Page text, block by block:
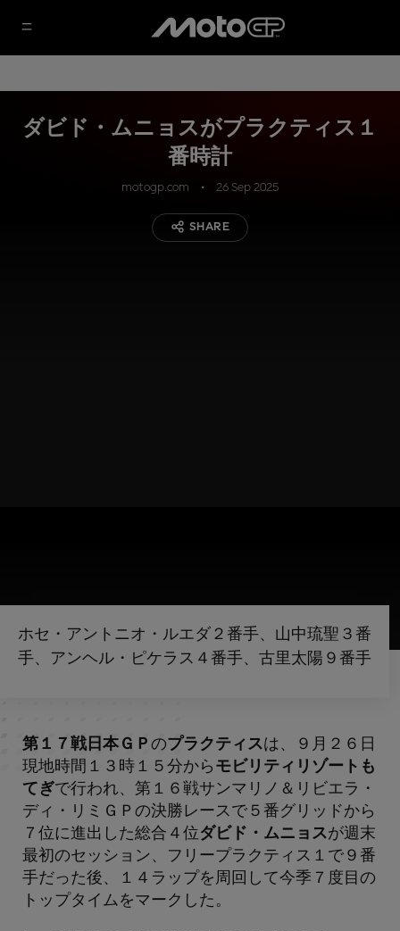
ダビド・ムニョスがプラクティス１
番時計
motogp.com 26 Sep 2025
SHARE
ホセ・アントニオ・ルエダ２番手、山中琉聖３番
手、アンヘル・ピケラス４番手、古里太陽９番手
第１７戦日本ＧＰ のプラクティスは、９月２６日
現地時間１３時１５分から モビリティリゾートも
てぎで行われ、第１６戦サンマリノ＆リビエラ・
ディ・リミＧＰの決勝レースで５番グリッドから
７位に進出した総合４位ダビド・ムニョスが週末
最初のセッション、フリープラクティス１で９番
手だった後、１４ラップを周回して今季７度目の
トップタイムをマークした。